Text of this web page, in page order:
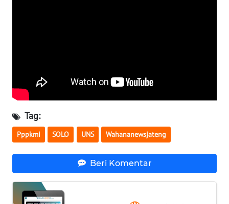
Tag:
Pppkmi SOLO UNS Wahananewsjateng
Beri Komentar
WN
BABEL
WN
SUMBAR